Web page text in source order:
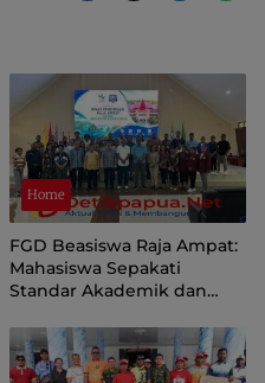
Home
FGD Beasiswa Raja Ampat:
Mahasiswa Sepakati
Standar Akademik dan